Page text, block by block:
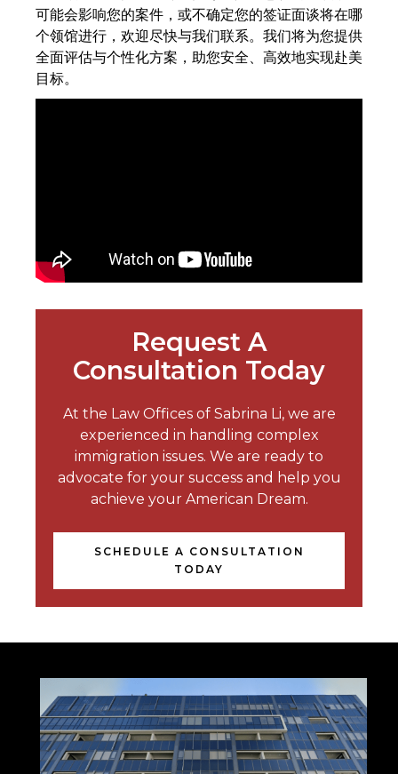
可能会影响您的案件，或不确定您的签证面谈将在哪
个领馆进行，欢迎尽快与我们联系。我们将为您提供
全面评估与个性化方案，助您安全、高效地实现赴美
目标。
Request A
Consultation Today
At the Law Offices of Sabrina Li, we are
experienced in handling complex
immigration issues. We are ready to
advocate for your success and help you
achieve your American Dream.
SCHEDULE A CONSULTATION
TODAY